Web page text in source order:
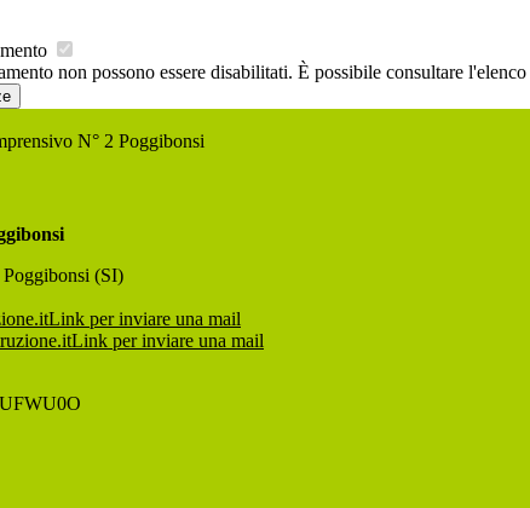
non possono essere disabilitati. È possibile consultare
N° 2 Poggibonsi
(SI)
Link per inviare una mail
Link per inviare una mail